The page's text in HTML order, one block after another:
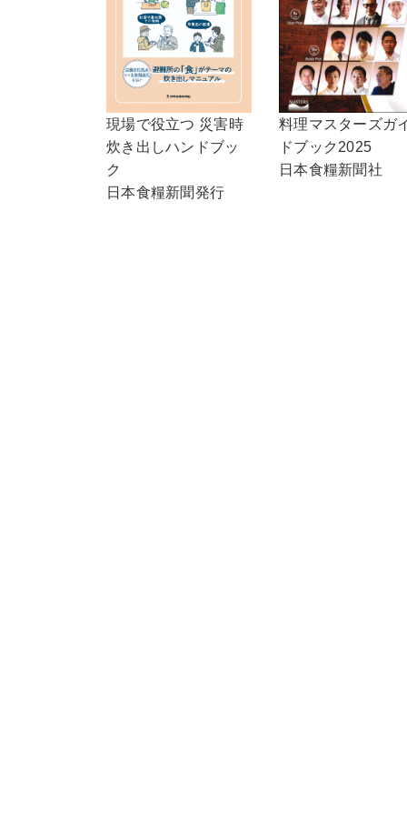
現場で役立つ 災害時
炊き出しハンドブッ
ク
日本食糧新聞発行
料理マスターズガ
ドブック2025
日本食糧新聞社